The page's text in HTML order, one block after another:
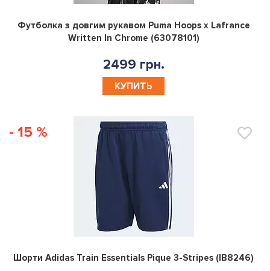
0
Футболка з довгим рукавом Puma Hoops x Lafrance
Written In Chrome (63078101)
2499 грн.
КУПИТЬ
- 15 %
0
Шорти Adidas Train Essentials Pique 3-Stripes (IB8246)